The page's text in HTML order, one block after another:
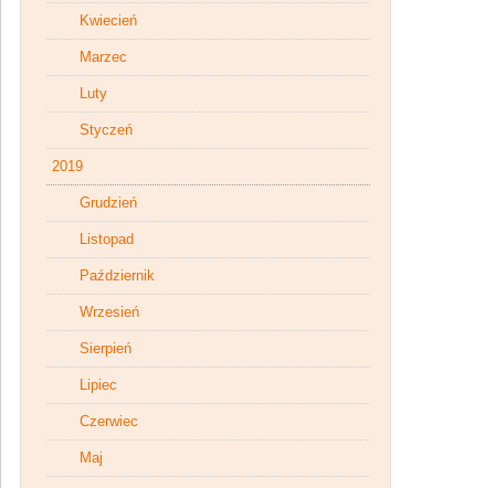
Kwiecień
Marzec
Luty
Styczeń
2019
Grudzień
Listopad
Październik
Wrzesień
Sierpień
Lipiec
Czerwiec
Maj